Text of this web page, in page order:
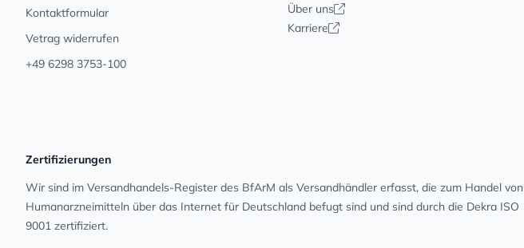
Kontaktformular
Vetrag widerrufen
+49 6298 3753-100
Über uns
Karriere
Zertifizierungen
Wir sind im Versandhandels-Register des BfArM als Versandhändler erfasst, die zum Handel von
Human­arz­nei­mit­teln über das Internet für Deutschland befugt sind und sind durch die Dekra ISO
9001 zertifiziert.